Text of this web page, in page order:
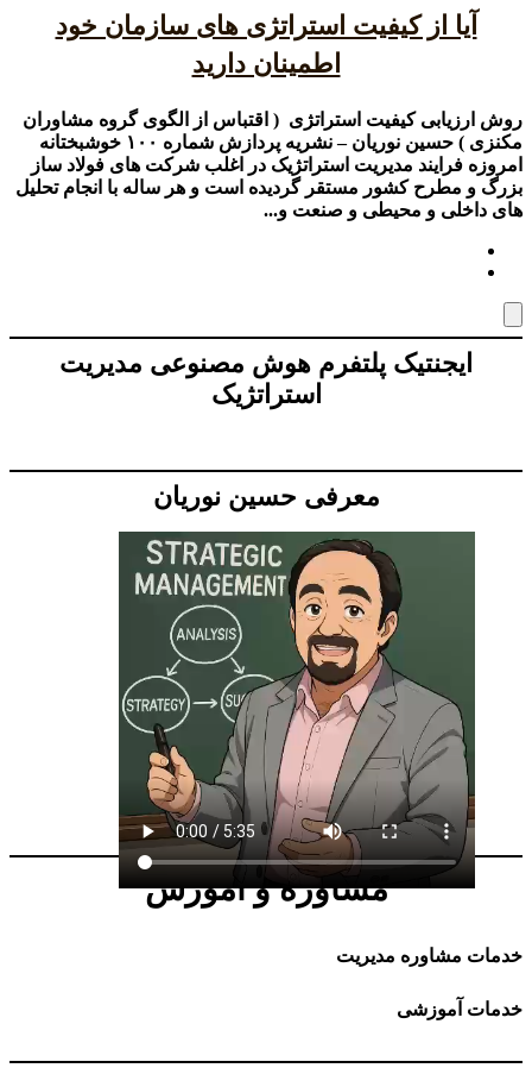
آیا از کیفیت استراتژی های سازمان خود
اطمینان دارید
روش ارزیابی کیفیت استراتژی ( اقتباس از الگوی گروه مشاوران
مکنزی ) حسین نوریان – نشریه پردازش شماره ۱۰۰ خوشبختانه
امروزه فرایند مدیریت استراتژیک در اغلب شرکت های فولاد ساز
بزرگ و مطرح کشور مستقر گردیده است و هر ساله با انجام تحلیل
های داخلی و محیطی و صنعت و...
ایجنتیک پلتفرم هوش مصنوعی مدیریت
استراتژیک
معرفی حسین نوریان
مشاوره و آموزش
خدمات مشاوره مدیریت
خدمات آموزشی